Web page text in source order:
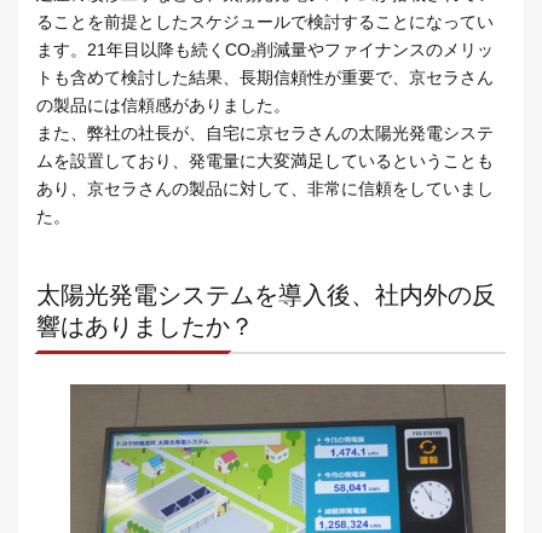
ることを前提としたスケジュールで検討することになってい
ます。21年目以降も続くCO₂削減量やファイナンスのメリッ
トも含めて検討した結果、長期信頼性が重要で、京セラさん
の製品には信頼感がありました。
また、弊社の社長が、自宅に京セラさんの太陽光発電システ
ムを設置しており、発電量に大変満足しているということも
あり、京セラさんの製品に対して、非常に信頼をしていまし
た。
太陽光発電システムを導入後、社内外の反
響はありましたか？